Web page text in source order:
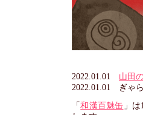
2022.01.01 山田
2022.01.01 ぎ
「和漢百魅缶 」